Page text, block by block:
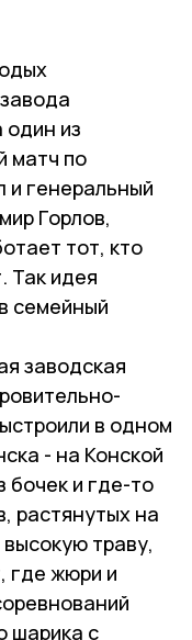
один из
матч по
и генеральный
Горлов,
тот, кто
Так идея
семейный
заводская
в одном
- на Конской
бочек и где-то
растянутых на
траву,
где жюри и
шарика с